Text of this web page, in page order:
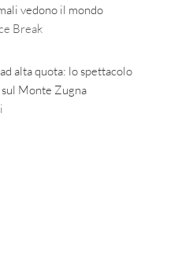
vedono il mondo
Break
alta quota: lo spettacolo
Monte Zugna